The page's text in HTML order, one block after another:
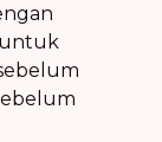
untuk